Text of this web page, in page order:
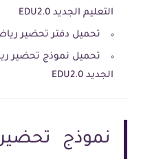
التعليم الجديد EDU2.0
تحميل دفتر تحضير
الجديد EDU2.0
نموذج